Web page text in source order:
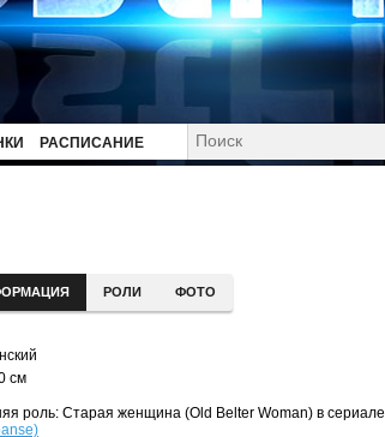
РАСПИСАНИЕ
РОЛИ ФОТО
см
роль: Старая женщина (Old Belter Woman) в сериале